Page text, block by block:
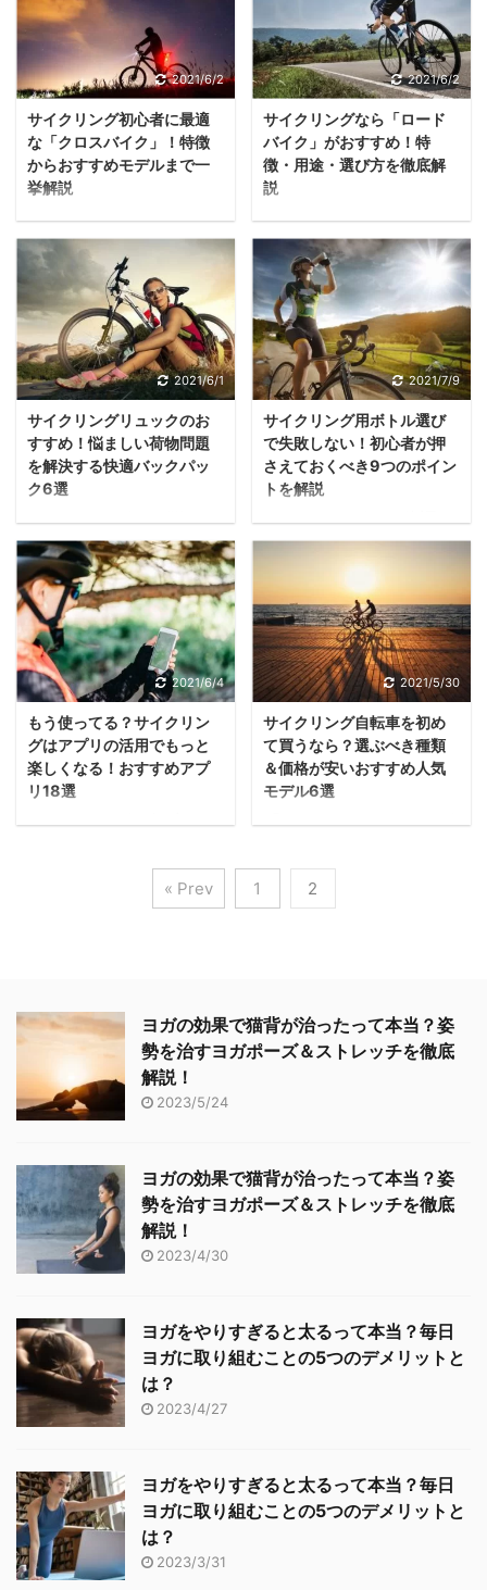
サイクルブランドのおす
すめモデルをご紹介しま
す。 サイクリンググロー
ブは必要？装着すること
の必要性を検証！ それで
は最初に、サイクリング
でなぜグローブが ...
チとは？ スマートウォッ
チとは、自転車トレーニ
ング機能や光学式心拍セ
ンサーなどのスマート機
能を備えた多機能腕時計
のことです。 「ウォッ
チ」という名がついてい
転車運転中のイヤホンは
道路交通規則に違反しま
す。もちろん、運転中の
イヤホン通話も同様で
す。 それでは、サイクリ
ング中に音楽を聞くこと
はできないのでしょう
か？ 今回の記事では、道
路交通法に違反せず、サ
イクリング中に音楽を聞
くための方法と、音楽再
生のためのおすすめ機器
をご紹介します。 サイク
リング中のイヤホンは
「安全運転義務違反」！
「サイクリング中にイヤ
ホンをしていたい！」と
思っても、それは改正道
路交通法により禁止され
とをおすすめします。 た
だロードバイク用の装備
品の中でも、選び方の難
易度が非常に高いことか
ら、しっかりと選び方の
ポイントを押さえておか
なければなりません。 サ
イクリング用サングラス
のレンズカラーによる見
え方の違いや、注意する
べきポイントに加え、初
心者の方におすすめので
きる機能性の高いモデル
もご紹介します。 サイク
リング用サングラスの選
び方6ステップ｜レンズ
カラーから必要な機能ま
で徹底解説 それでは早
速、サイクリング用サ ...
2021/6/2
サイクリング初心者に最適
な「クロスバイク」！特徴
からおすすめモデルまで一
挙解説
サイクリング用のスポー
ツ自転車として人気の
「クロスバイク」。 漠然
と「クロスバイクが欲し
い…」と考えている方で
も、シティサイクルやロ
ードバイクとの違いを明
確に把握できていないと
いう場合も多いのではな
いでしょうか。 そこで、
その他の自転車とクロス
バイクとの違い、用途、
乗るときの服装などに加
えて、人気メーカーのお
すすめモデルなど、クロ
スバイクについて幅広く
ご紹介します。 クロスバ
イクって？シティサイク
ルと比較したときの特徴
まずは基本的なポイント
として、「クロスバイク
ってどんなスポーツサイ
クル？」というところ ...
2021/6/2
サイクリングなら「ロード
バイク」がおすすめ！特
徴・用途・選び方を徹底解
説
街乗りではなくスポーツ
としてサイクリングを始
めたいなら、ぜひ手に入
れたいのが「ロードバイ
ク」です。 ただし最初の
1台の購入する際には、
ロードバイクの基本的な
知識を持っている必要が
あります。 間違いのない
ロードバイク選びには、
特徴や用途に加え、選び
方のポイントを知ってお
くことが大切。 そこで今
回の記事では、ロードバ
イクに関する知識を広く
解説してから、最後に入
門用としておすすめの
「しまなみ海道」をご紹
介します。 「ロードバイ
ク」とは？特徴・用途・
選び方 まずは、「ロード
バイク」とは一体どのよ
うな特徴を持つ自転 ...
2021/6/1
サイクリングリュックのお
すすめ！悩ましい荷物問題
を解決する快適バックパッ
ク6選
サイクリングでの悩みの
タネとなるものが荷物。
バックポケットに入り切
らない荷物はどうするべ
きなのか、自転車用とし
てどのようなバッグが便
利なのか…と悩んでいる
自転車乗りの方は多いも
のです。 そこで今回の記
事では、サイクリングで
便利に使えるリュックに
ついて解説。 サイクリン
グリュックに必要な機能
気バッグブランドのおす
すめ商品まで幅広くご紹
イクリングリュック」と
は、背中に接する部分の
通気性が良く、汗を逃し
やすい作りになっ ...
2021/7/9
サイクリング用ボトル選び
で失敗しない！初心者が押
さえておくべき9つのポイン
トを解説
サイクリングでは体調を
維持するために水分補給
が大切。そこで重要な存
在となるのが「サイクリ
ング用ボトル」です。 し
かし、サイクリング用の
ボトル選びは案外難しい
もの。 適したボトルを選
ぶためには、細かな部分
をチェックしなければな
りません。 そこで、初め
てサイクリング用ボトル
を購入する方に向けて、
の項目から徹底解説。 お
すすめの人気ボトルもご
クリングボトル」は必
要？その重要性とは ロー
ドバイクに乗るときのサ
2021/6/4
もう使ってる？サイクリン
グはアプリの活用でもっと
楽しくなる！おすすめアプ
リ18選
サイクリングを趣味にす
クで走っているだけでも
楽しいもの。 しかし、ス
記事では、「ルートナビ
アプリ」「走行記録アプ
リ」「お役立ちアプリ」
の3種類と、番外編とし
ングアプリ」を加えた合
計4つのカテゴリーか
ら、おすすめのサイクリ
ングアプリをご紹介して
いきます。 サイクリング
しよう！ サイクリングコ
ースのナビをしてくれた
り、走行状況を記録して
くれたり、トレーニン ...
2021/5/30
サイクリング自転車を初め
て買うなら？選ぶべき種類
＆価格が安いおすすめ人気
モデル6選
「これからサイクリング
なら、まずは自転車を用
意しなければなりませ
イクを選ぶべきなのか…
と戸惑ってしまいがち。
しょう。 今回の記事で
は、入門用としておすす
バイクの種類を覚えよう
まずは、サイクリングで
« Prev 1 2
ヨガの効果で猫背が治ったって本当？姿
勢を治すヨガポーズ＆ストレッチを徹底
解説！
2023/5/24
ヨガの効果で猫背が治ったって本当？姿
勢を治すヨガポーズ＆ストレッチを徹底
解説！
2023/4/30
ヨガをやりすぎると太るって本当？毎日
ヨガに取り組むことの5つのデメリットと
は？
2023/4/27
ヨガをやりすぎると太るって本当？毎日
ヨガに取り組むことの5つのデメリットと
は？
2023/3/31